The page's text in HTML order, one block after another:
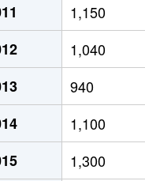
1,150
1,040
940
1,100
1,300